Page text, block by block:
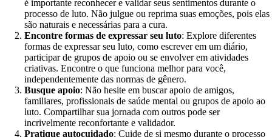
é importante reconhecer e validar seus sentimentos durante o
processo de luto. Não julgue ou reprima suas emoções, pois elas
são naturais e necessárias para a cura.
Encontre formas de expressar seu luto: Explore diferentes
formas de expressar seu luto, como escrever em um diário,
participar de grupos de apoio ou se envolver em atividades
criativas. Encontre o que funciona melhor para você,
independentemente das normas de gênero.
Busque apoio: Não hesite em buscar apoio de amigos,
familiares, profissionais de saúde mental ou grupos de apoio ao
luto. Compartilhar sua jornada com outros pode ser
incrivelmente reconfortante e validador.
Pratique autocuidado: Cuide de si mesmo durante o processo